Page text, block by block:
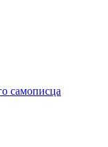
самописца